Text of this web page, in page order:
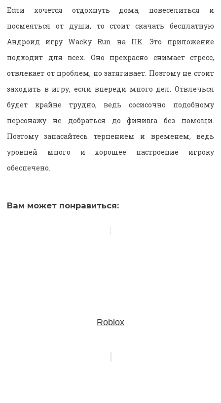
Если хочется отдохнуть дома, повеселиться и
посмеяться от души, то стоит скачать бесплатную
Андроид игру Wacky Run на ПК. Это приложение
подходит для всех. Оно прекрасно снимает стресс,
отвлекает от проблем, но затягивает. Поэтому не стоит
заходить в игру, если впереди много дел. Отвлечься
будет крайне трудно, ведь сосисочно подобному
персонажу не добраться до финиша без помощи.
Поэтому запасайтесь терпением и временем, ведь
уровней много и хорошее настроение игроку
обеспечено.
Вам может понравиться:
Roblox